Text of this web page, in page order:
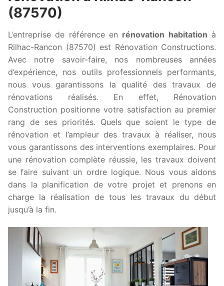
(87570)
L’entreprise de référence en rénovation habitation à
Rilhac-Rancon (87570) est Rénovation Constructions.
Avec notre savoir-faire, nos nombreuses années
d’expérience, nos outils professionnels performants,
nous vous garantissons la qualité des travaux de
rénovations réalisés. En effet, Rénovation
Construction positionne votre satisfaction au premier
rang de ses priorités. Quels que soient le type de
rénovation et l’ampleur des travaux à réaliser, nous
vous garantissons des interventions exemplaires. Pour
une rénovation complète réussie, les travaux doivent
se faire suivant un ordre logique. Nous vous aidons
dans la planification de votre projet et prenons en
charge la réalisation de tous les travaux du début
jusqu’à la fin.